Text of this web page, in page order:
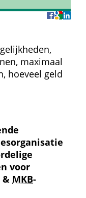
maximaal
hoeveel geld
voor
& MKB-